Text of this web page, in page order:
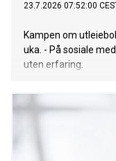
23.7.2026 07:52:00
Kampen om
uka. - På sosiale
uten erfaring.